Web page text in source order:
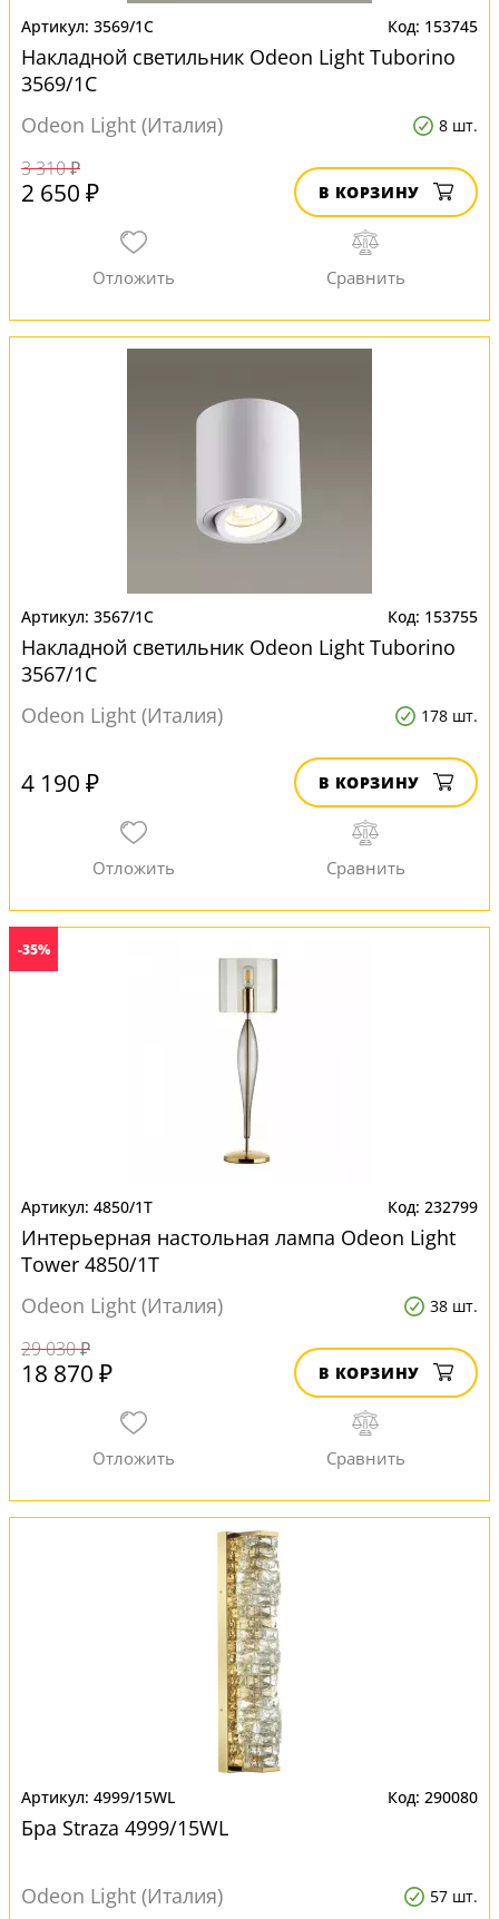
3569/1C 153745
Накладной светильник Odeon Light Tuborino
3569/1C
Odeon Light (Италия)
8 шт.
3 310 ₽
2 650 ₽ В КОРЗИНУ
3567/1C 153755
Накладной светильник Odeon Light Tuborino
3567/1C
Odeon Light (Италия)
178 шт.
4 190 ₽ В КОРЗИНУ
-35%
4850/1T 232799
Интерьерная настольная лампа Odeon Light
Tower 4850/1T
Odeon Light (Италия)
38 шт.
29 030 ₽
18 870 ₽ В КОРЗИНУ
4999/15WL 290080
Бра Straza 4999/15WL
Odeon Light (Италия) 57 шт.